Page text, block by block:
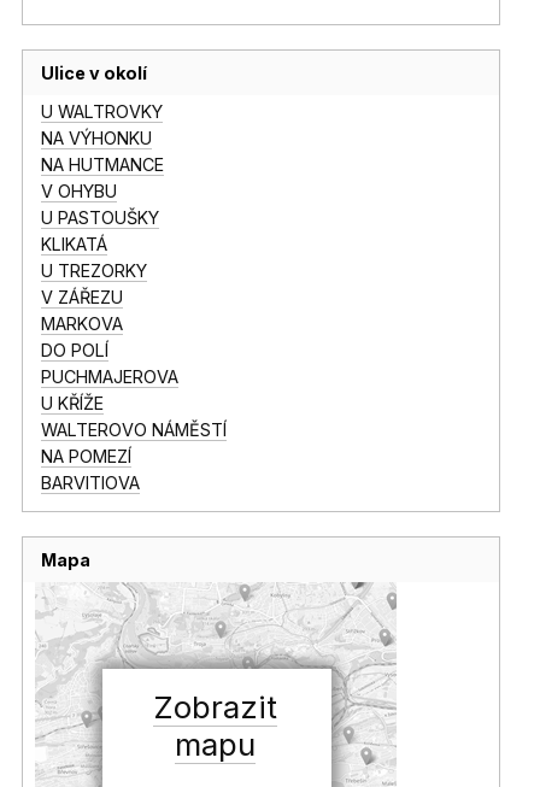
Ulice v okolí
U WALTROVKY
NA VÝHONKU
NA HUTMANCE
V OHYBU
U PASTOUŠKY
KLIKATÁ
U TREZORKY
V ZÁŘEZU
MARKOVA
DO POLÍ
PUCHMAJEROVA
U KŘÍŽE
WALTEROVO NÁMĚSTÍ
NA POMEZÍ
BARVITIOVA
Mapa
Zobrazit
mapu